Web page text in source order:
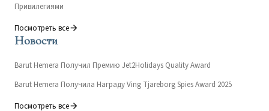
Привилегиями
Посмотреть все
Новости
Barut Hemera Получил Премию Jet2Holidays Quality Award
Barut Hemera Получила Награду Ving Tjareborg Spies Award 2025
Посмотреть все